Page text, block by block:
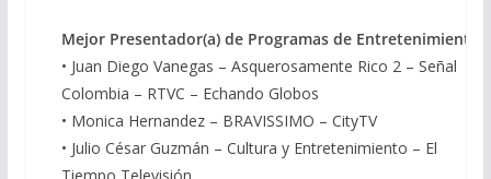
Mejor Presentador(a) de Programas de Entretenimiento
• Juan Diego Vanegas – Asquerosamente Rico 2 – Señal
Colombia – RTVC – Echando Globos
• Monica Hernandez – BRAVISSIMO – CityTV
• Julio César Guzmán – Cultura y Entretenimiento – El